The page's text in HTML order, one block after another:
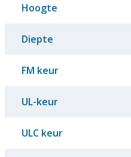
Hoogte
Diepte
FM keur
UL-keur
ULC keur